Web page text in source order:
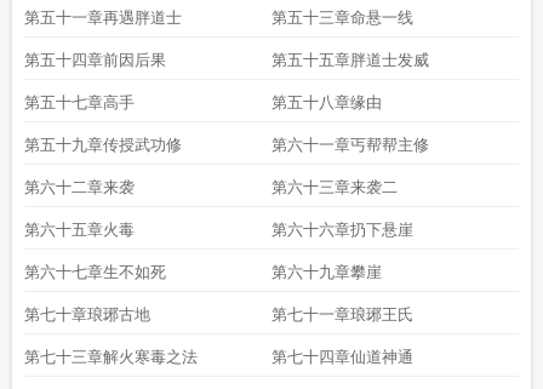
第五十一章再遇胖道士 第五十三章命悬一线
第五十四章前因后果 第五十五章胖道士发威
第五十七章高手 第五十八章缘由
第五十九章传授武功修 第六十一章丐帮帮主修
第六十二章来袭 第六十三章来袭二
第六十五章火毒 第六十六章扔下悬崖
第六十七章生不如死 第六十九章攀崖
第七十章琅琊古地 第七十一章琅琊王氏
第七十三章解火寒毒之法 第七十四章仙道神通